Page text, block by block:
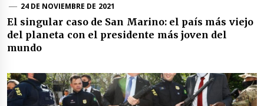
24 DE NOVIEMBRE DE 2021
El singular caso de San Marino: el país más viejo
del planeta con el presidente más joven del
mundo